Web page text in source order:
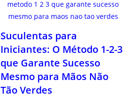
Suculentas para
Iniciantes: O Método 1-2-3
que Garante Sucesso
Mesmo para Mãos Não
Tão Verdes